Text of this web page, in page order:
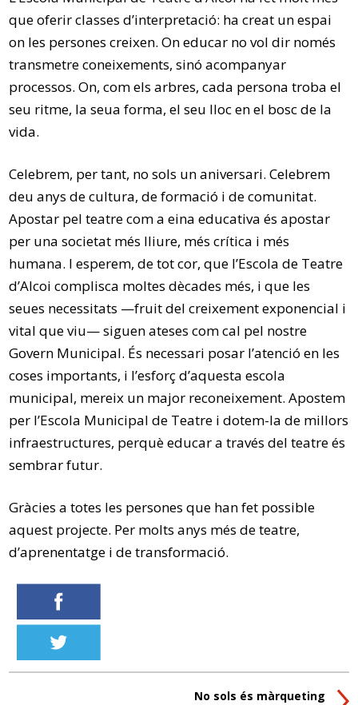
que oferir classes d’interpretació: ha creat un espai
on les persones creixen. On educar no vol dir només
transmetre coneixements, sinó acompanyar
processos. On, com els arbres, cada persona troba el
seu ritme, la seua forma, el seu lloc en el bosc de la
vida.
Celebrem, per tant, no sols un aniversari. Celebrem
deu anys de cultura, de formació i de comunitat.
Apostar pel teatre com a eina educativa és apostar
per una societat més lliure, més crítica i més
humana. I esperem, de tot cor, que l’Escola de Teatre
d’Alcoi complisca moltes dècades més, i que les
seues necessitats —fruit del creixement exponencial i
vital que viu— siguen ateses com cal pel nostre
Govern Municipal. És necessari posar l’atenció en les
coses importants, i l’esforç d’aquesta escola
municipal, mereix un major reconeixement. Apostem
per l’Escola Municipal de Teatre i dotem-la de millors
infraestructures, perquè educar a través del teatre és
sembrar futur.
Gràcies a totes les persones que han fet possible
aquest projecte. Per molts anys més de teatre,
d’aprenentatge i de transformació.
No sols és màrqueting